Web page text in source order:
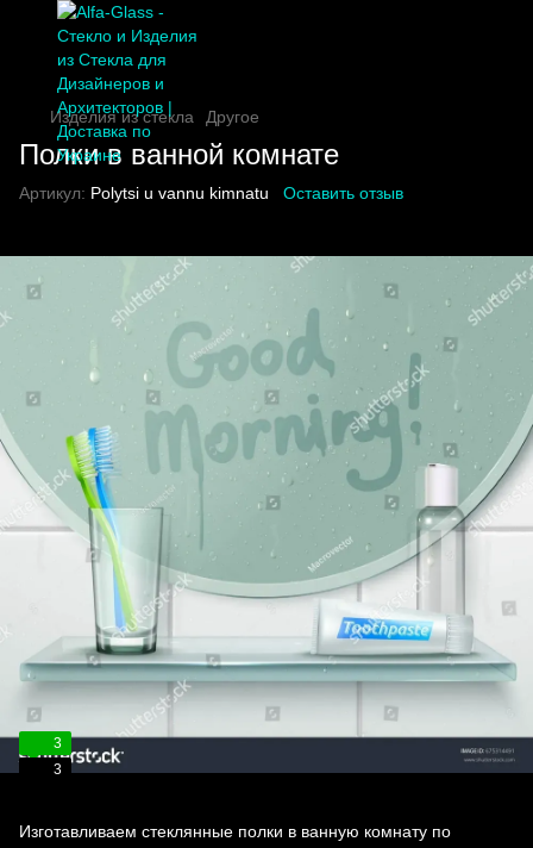
Изделия из стекла Другое
Полки в ванной комнате
Артикул: Polytsi u vannu kimnatu Оставить отзыв
3
3
Изготавливаем стеклянные полки в ванную комнату по